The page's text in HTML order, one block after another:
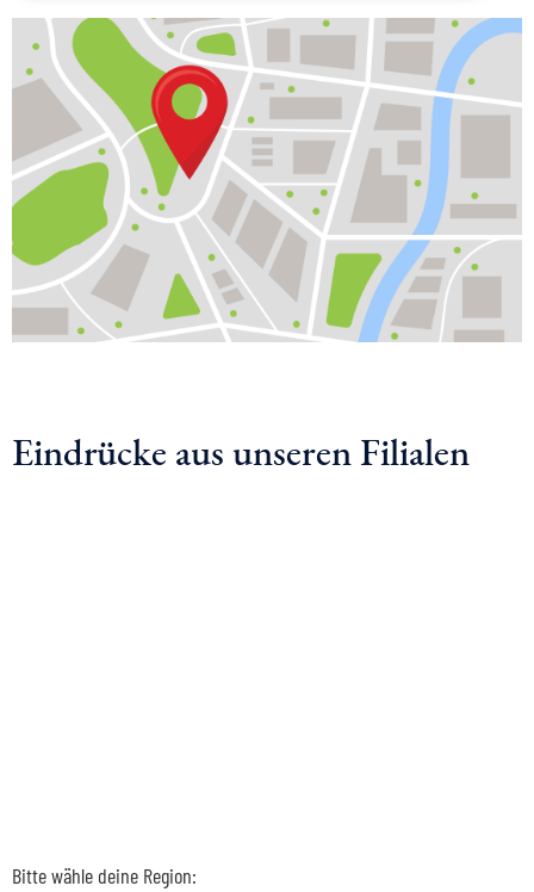
Eindrücke aus unseren Filialen
Bitte wähle deine Region: